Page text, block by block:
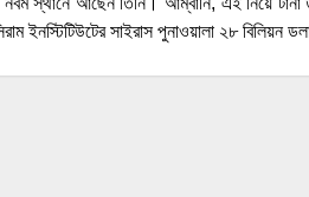
ইনস্টিটিউটের সাইরাস পুনাওয়ালা ২৮ বিলিয়ন